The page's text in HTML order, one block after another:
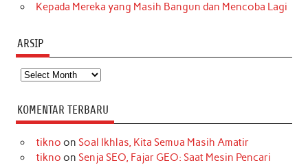
Kepada Mereka yang Masih Bangun dan Mencoba Lagi
ARSIP
Arsip
KOMENTAR TERBARU
tikno on Soal Ikhlas, Kita Semua Masih Amatir
tikno on Senja SEO, Fajar GEO: Saat Mesin Pencari